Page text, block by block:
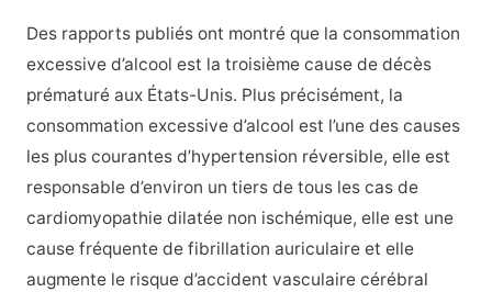
Des rapports publiés ont montré que la consommation
excessive d’alcool est la troisième cause de décès
prématuré aux États-Unis. Plus précisément, la
consommation excessive d’alcool est l’une des causes
les plus courantes d’hypertension réversible, elle est
responsable d’environ un tiers de tous les cas de
cardiomyopathie dilatée non ischémique, elle est une
cause fréquente de fibrillation auriculaire et elle
augmente le risque d’accident vasculaire cérébral